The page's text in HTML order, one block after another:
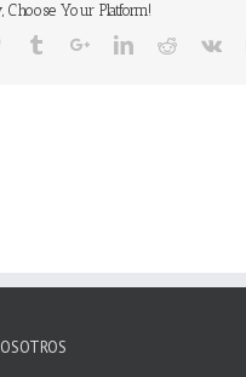
Choose Your Platform!